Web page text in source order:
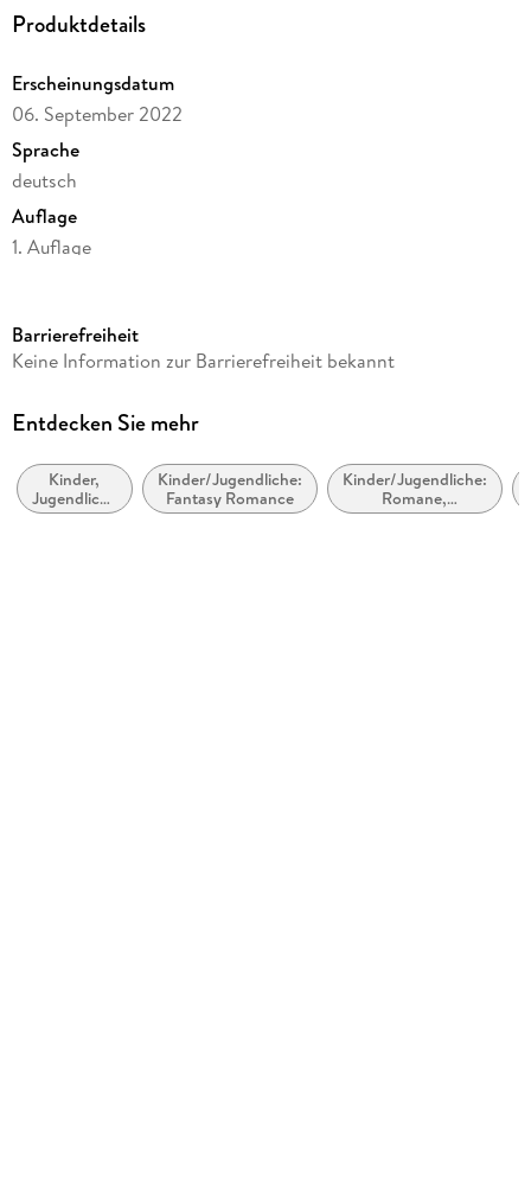
Produktdetails
Erscheinungsdatum
06. September 2022
Sprache
deutsch
Auflage
1. Auflage
Altersempfehlung
Reihe
Autor/Autorin
Marliese Arold
Barrierefreiheit
Keine Information zur Barrierefreiheit bekannt
Entdecken Sie mehr
Kinder,
Jugendliche
und Bildung
Kinder/Jugendliche:
Fantasy Romance
Kinder/Jugendliche:
Romane,
Erzählungen,